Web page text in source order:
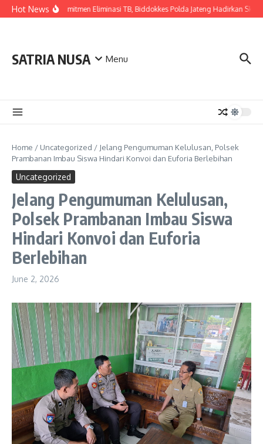
Skip to content
Hot News
Wujudkan Komitmen Eliminasi TB, Biddokkes Polda Jateng Hadirkan
SATRIA NUSA Menu
Home / Uncategorized / Jelang Pengumuman Kelulusan, Polsek
Prambanan Imbau Siswa Hindari Konvoi dan Euforia Berlebihan
Uncategorized
Jelang Pengumuman Kelulusan,
Polsek Prambanan Imbau Siswa
Hindari Konvoi dan Euforia
Berlebihan
June 2, 2026